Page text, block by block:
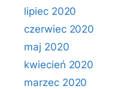
lipiec 2020
czerwiec 2020
maj 2020
kwiecień 2020
marzec 2020